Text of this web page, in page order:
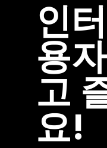
인
용
고
요!